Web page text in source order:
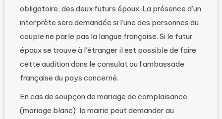
obligatoire, des deux futurs époux. La présence d’un
interprète sera demandée si l’une des personnes du
couple ne parle pas la langue française. Si le futur
époux se trouve à l’étranger il est possible de faire
cette audition dans le consulat ou l’ambassade
française du pays concerné.
En cas de soupçon de mariage de complaisance
(mariage blanc), la mairie peut demander au